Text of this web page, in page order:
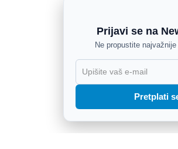
Prijavi se na
Ne propustite
Pretplati